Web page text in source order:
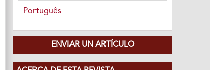
Português
ENVIAR UN ARTÍCULO